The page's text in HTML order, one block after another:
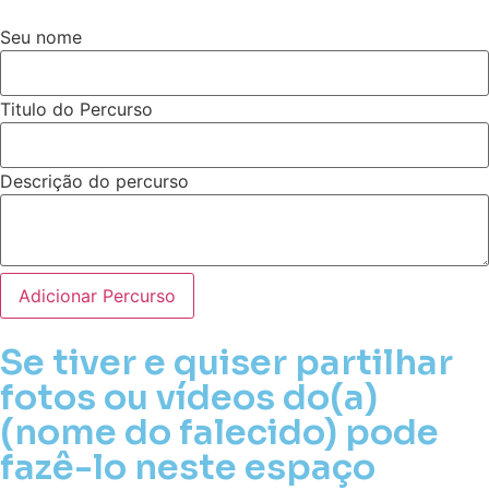
Seu nome
Titulo do Percurso
Descrição do percurso
Adicionar Percurso
Se tiver e quiser partilhar
fotos ou vídeos do(a)
(nome do falecido) pode
fazê-lo neste espaço